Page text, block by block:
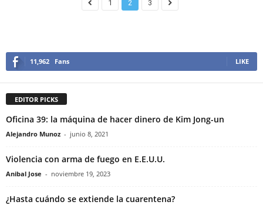
1 2 3
11,962 Fans LIKE
EDITOR PICKS
Oficina 39: la máquina de hacer dinero de Kim Jong-un
Alejandro Munoz - junio 8, 2021
Violencia con arma de fuego en E.E.U.U.
Anibal Jose - noviembre 19, 2023
¿Hasta cuándo se extiende la cuarentena?